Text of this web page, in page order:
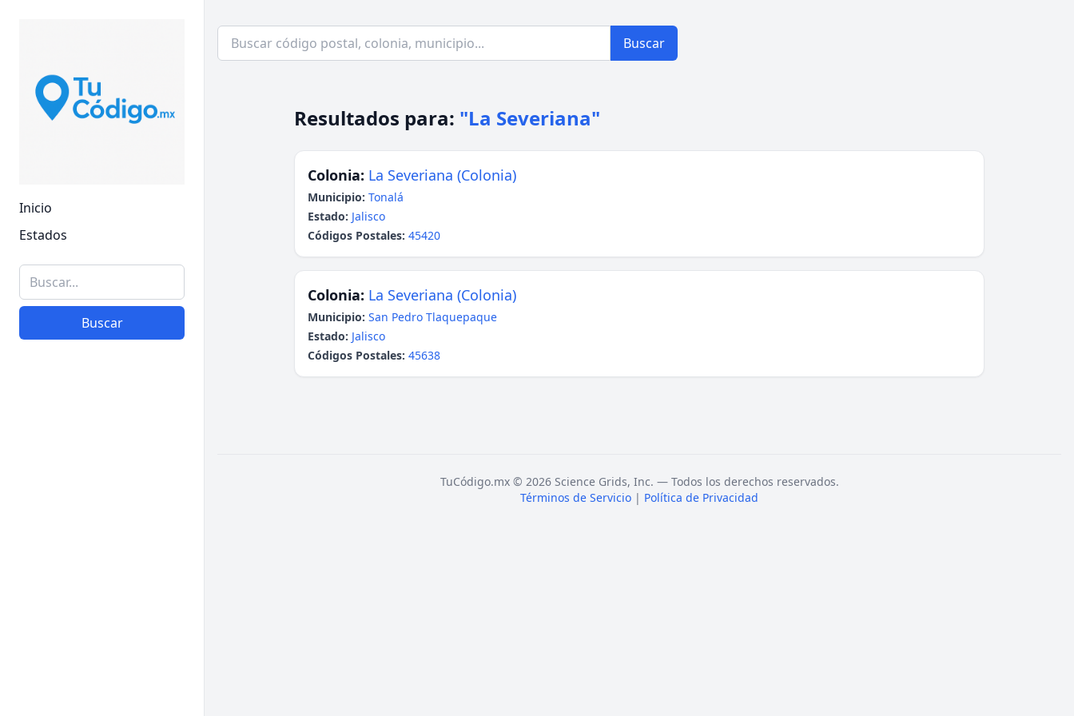
Inicio
Estados
Buscar
Buscar
Resultados para: "La Severiana"
Colonia: La Severiana (Colonia)
Municipio: Tonalá
Estado: Jalisco
Códigos Postales: 45420
Colonia: La Severiana (Colonia)
Municipio: San Pedro Tlaquepaque
Estado: Jalisco
Códigos Postales: 45638
TuCódigo.mx © 2026 Science Grids, Inc. — Todos los derechos reservados.
Términos de Servicio | Política de Privacidad